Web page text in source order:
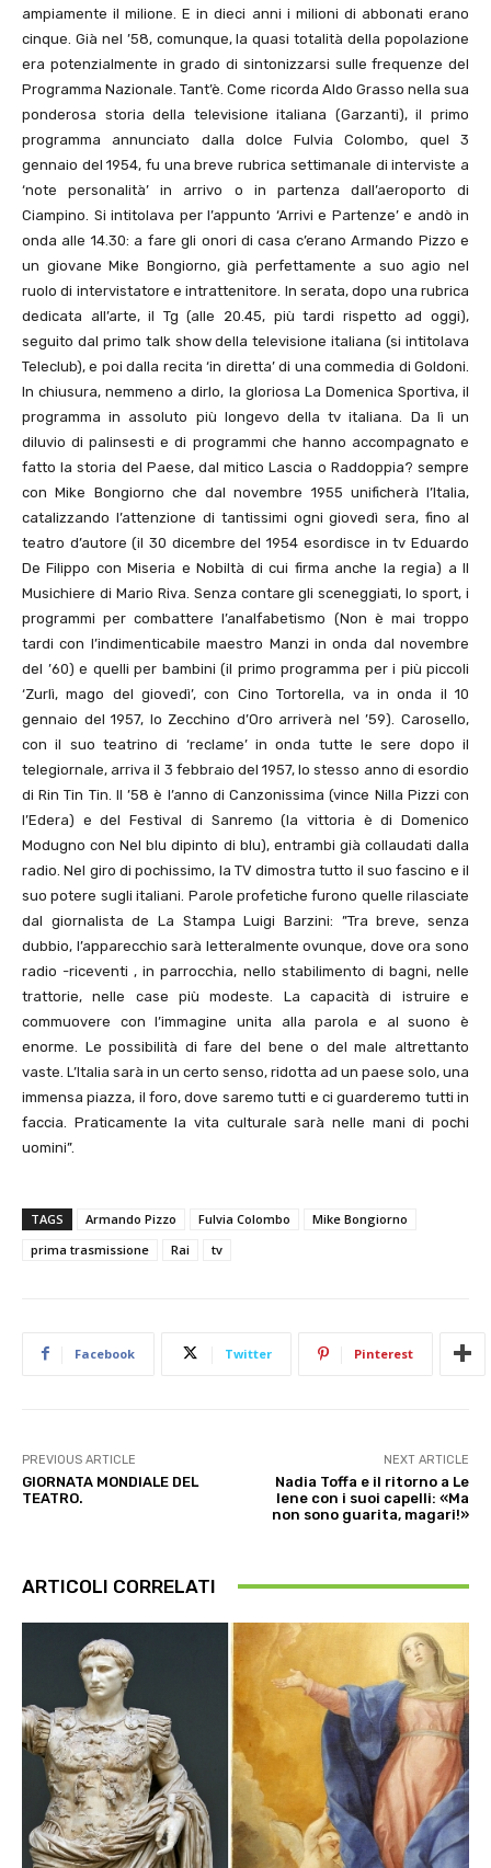
ampiamente il milione. E in dieci anni i milioni di abbonati erano
cinque. Già nel ’58, comunque, la quasi totalità della popolazione
era potenzialmente in grado di sintonizzarsi sulle frequenze del
Programma Nazionale. Tant’è. Come ricorda Aldo Grasso nella sua
ponderosa storia della televisione italiana (Garzanti), il primo
programma annunciato dalla dolce Fulvia Colombo, quel 3
gennaio del 1954, fu una breve rubrica settimanale di interviste a
‘note personalità’ in arrivo o in partenza dall’aeroporto di
Ciampino. Si intitolava per l’appunto ‘Arrivi e Partenze’ e andò in
onda alle 14.30: a fare gli onori di casa c’erano Armando Pizzo e
un giovane Mike Bongiorno, già perfettamente a suo agio nel
ruolo di intervistatore e intrattenitore. In serata, dopo una rubrica
dedicata all’arte, il Tg (alle 20.45, più tardi rispetto ad oggi),
seguito dal primo talk show della televisione italiana (si intitolava
Teleclub), e poi dalla recita ‘in diretta’ di una commedia di Goldoni.
In chiusura, nemmeno a dirlo, la gloriosa La Domenica Sportiva, il
programma in assoluto più longevo della tv italiana. Da lì un
diluvio di palinsesti e di programmi che hanno accompagnato e
fatto la storia del Paese, dal mitico Lascia o Raddoppia? sempre
con Mike Bongiorno che dal novembre 1955 unificherà l’Italia,
catalizzando l’attenzione di tantissimi ogni giovedì sera, fino al
teatro d’autore (il 30 dicembre del 1954 esordisce in tv Eduardo
De Filippo con Miseria e Nobiltà di cui firma anche la regia) a Il
Musichiere di Mario Riva. Senza contare gli sceneggiati, lo sport, i
programmi per combattere l’analfabetismo (Non è mai troppo
tardi con l’indimenticabile maestro Manzi in onda dal novembre
del ’60) e quelli per bambini (il primo programma per i più piccoli
‘Zurlì, mago del giovedì’, con Cino Tortorella, va in onda il 10
gennaio del 1957, lo Zecchino d’Oro arriverà nel ’59). Carosello,
con il suo teatrino di ‘reclame’ in onda tutte le sere dopo il
telegiornale, arriva il 3 febbraio del 1957, lo stesso anno di esordio
di Rin Tin Tin. Il ’58 è l’anno di Canzonissima (vince Nilla Pizzi con
l’Edera) e del Festival di Sanremo (la vittoria è di Domenico
Modugno con Nel blu dipinto di blu), entrambi già collaudati dalla
radio. Nel giro di pochissimo, la TV dimostra tutto il suo fascino e il
suo potere sugli italiani. Parole profetiche furono quelle rilasciate
dal giornalista de La Stampa Luigi Barzini: ”Tra breve, senza
dubbio, l’apparecchio sarà letteralmente ovunque, dove ora sono
radio -riceventi , in parrocchia, nello stabilimento di bagni, nelle
trattorie, nelle case più modeste. La capacità di istruire e
commuovere con l’immagine unita alla parola e al suono è
enorme. Le possibilità di fare del bene o del male altrettanto
vaste. L’Italia sarà in un certo senso, ridotta ad un paese solo, una
immensa piazza, il foro, dove saremo tutti e ci guarderemo tutti in
faccia. Praticamente la vita culturale sarà nelle mani di pochi
uomini”.
TAGS Armando Pizzo Fulvia Colombo
Mike Bongiorno
prima trasmissione
Rai tv
Facebook Twitter Pinterest
PREVIOUS ARTICLE
GIORNATA MONDIALE DEL
TEATRO.
NEXT ARTICLE
Nadia Toffa e il ritorno a Le
Iene con i suoi capelli: «Ma
non sono guarita, magari!»
ARTICOLI CORRELATI